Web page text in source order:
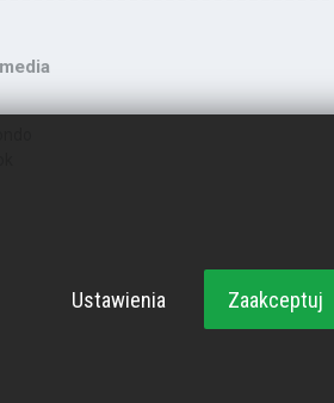
Ustawienia Zaakceptuj